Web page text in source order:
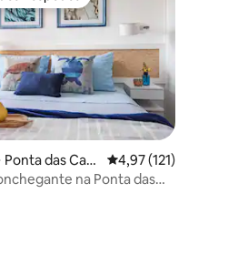
Ponta das Can
4,97 de uma avaliação
4,97 (121)
na Ponta das